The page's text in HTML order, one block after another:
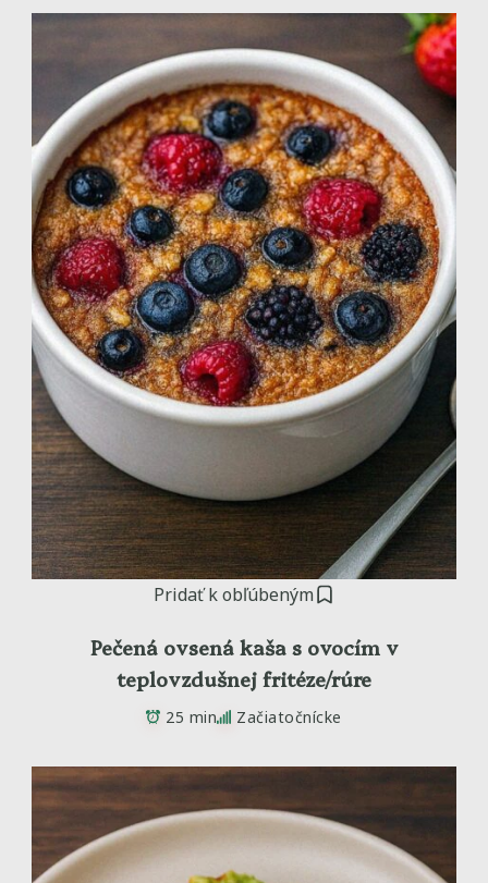
Pridať k obľúbeným
Pečená ovsená kaša s ovocím v
teplovzdušnej fritéze/rúre
25 min Začiatočnícke